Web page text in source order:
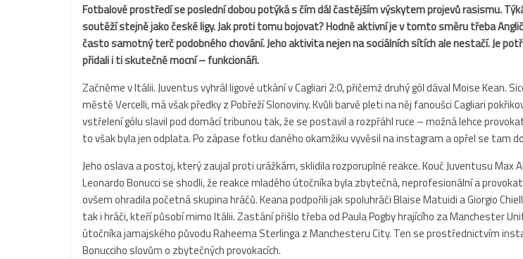
Fotbalové prostředí se poslední dobou potýká s čím dál častějším výskytem projevů rasismu.
soutěží stejně jako české ligy. Jak proti tomu bojovat? Hodně aktivní je v tomto směru třeba
často samotný terč podobného chování. Jeho aktivita nejen na sociálních sítích ale nestačí. Je
přidali i ti skutečně mocní – funkcionáři.
Začněme v Itálii. Juventus vyhrál ligové utkání v Cagliari 2:0, přičemž druhý gól dával Moise Kean.
městě Vercelli, má však předky z Pobřeží Slonoviny. Kvůli barvě pleti na něj fanoušci Cagliari
vstřelení gólu slavil pod domácí tribunou tak, že se postavil a rozpřáhl ruce – možná lehce
to však byla jen odplata. Po zápase fotku daného okamžiku vyvěsil na instagram a opřel se tam
Jeho oslava a postoj, který zaujal proti urážkám, sklidila rozporuplné reakce. Kouč Juventusu Max
Leonardo Bonucci se shodli, že reakce mladého útočníka byla zbytečná, neprofesionální a
ovšem ohradila početná skupina hráčů. Keana podpořili jak spoluhráči Blaise Matuidi a Giorgio
tak i hráči, kteří působí mimo Itálii. Zastání přišlo třeba od Paula Pogby hrajícího za Manchester
útočníka jamajského původu Raheema Sterlinga z Manchesteru City. Ten se prostřednictvím
Bonucciho slovům o zbytečných provokacích.